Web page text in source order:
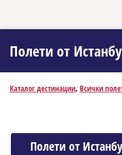
Полети от
Каталог дестинации, Всички
Полети от